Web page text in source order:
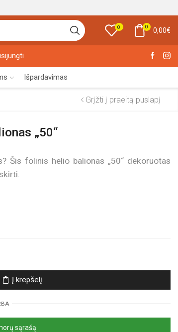
0 0 0,00€
Išpardavimas
Grįžti į praeitą puslapį
„50“
Šis folinis helio balionas „50“ dekoruotas
Į krepšelį
sąrašą